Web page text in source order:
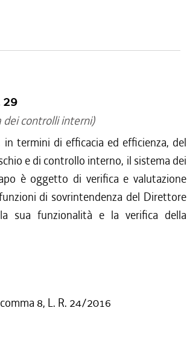
29
dei controlli interni)
termini di efficacia ed efficienza, del
e di controllo interno, il sistema dei
è oggetto di verifica e valutazione
di sovrintendenza del Direttore
sua funzionalità e la verifica della
8, L. R. 24/2016